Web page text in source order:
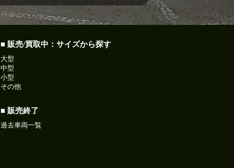
■ 販売/買取中：サイズから探す
大型
中型
小型
その他
■ 販売終了
過去車両一覧